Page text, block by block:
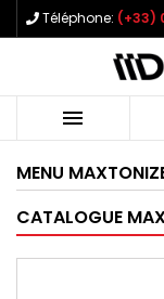
Téléphone: (+33)

MENU
CATALOGUE